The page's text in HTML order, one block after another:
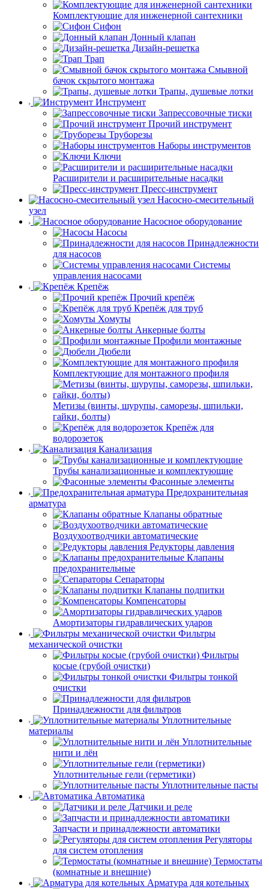
Комплектующие для инженерной сантехники
Сифон
Донный клапан
Дизайн-решетка
Трап
Смывной
бачок скрытого монтажа
Трапы, душевые лотки
Инструмент
Запрессовочные тиски
Прочий инструмент
Труборезы
Наборы инструментов
Ключи
Расширители и расширительные насадки
Пресс-инструмент
Насосно-смесительный
узел
Насосное оборудование
Насосы
Принадлежности
для насосов
Системы
управления насосами
Крепёж
Прочий крепёж
Крепёж для труб
Хомуты
Анкерные болты
Профили монтажные
Дюбели
Комплектующие для монтажного профиля
Метизы (винты, шурупы, саморезы, шпильки,
гайки, болты)
Крепёж для
водорозеток
Канализация
Трубы канализационные и комплектующие
Фасонные элементы
Предохранительная
арматура
Клапаны обратные
Воздухоотводчики автоматические
Редукторы давления
Клапаны
предохранительные
Сепараторы
Клапаны подпитки
Компенсаторы
Амортизаторы гидравлических ударов
Фильтры
механической очистки
Фильтры
косые (грубой очистки)
Фильтры тонкой
очистки
Принадлежности для фильтров
Уплотнительные
материалы
Уплотнительные
нити и лён
Уплотнительные гели (герметики)
Уплотнительные пасты
Автоматика
Датчики и реле
Запчасти и принадлежности автоматики
Регуляторы
для систем отопления
Термостаты
(комнатные и внешние)
Арматура для котельных